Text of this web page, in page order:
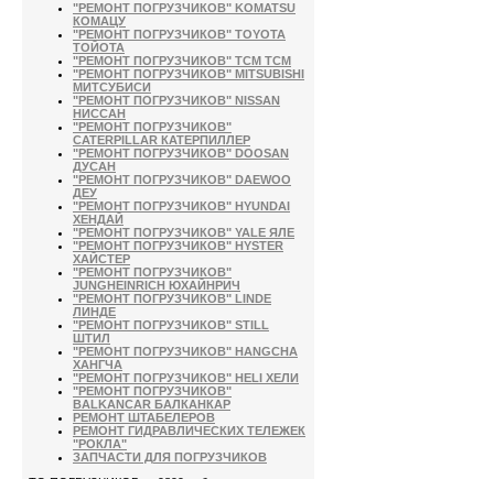
"РЕМОНТ ПОГРУЗЧИКОВ" KOMATSU
КОМАЦУ
"РЕМОНТ ПОГРУЗЧИКОВ" TOYOTA
ТОЙОТА
"РЕМОНТ ПОГРУЗЧИКОВ" TCM ТСМ
"РЕМОНТ ПОГРУЗЧИКОВ" MITSUBISHI
МИТСУБИСИ
"РЕМОНТ ПОГРУЗЧИКОВ" NISSAN
НИССАН
"РЕМОНТ ПОГРУЗЧИКОВ"
CATERPILLAR КАТЕРПИЛЛЕР
"РЕМОНТ ПОГРУЗЧИКОВ" DOOSAN
ДУСАН
"РЕМОНТ ПОГРУЗЧИКОВ" DAEWOO
ДЕУ
"РЕМОНТ ПОГРУЗЧИКОВ" HYUNDAI
ХЕНДАЙ
"РЕМОНТ ПОГРУЗЧИКОВ" YALE ЯЛЕ
"РЕМОНТ ПОГРУЗЧИКОВ" HYSTER
ХАЙСТЕР
"РЕМОНТ ПОГРУЗЧИКОВ"
JUNGHEINRICH ЮХАЙНРИЧ
"РЕМОНТ ПОГРУЗЧИКОВ" LINDE
ЛИНДЕ
"РЕМОНТ ПОГРУЗЧИКОВ" STILL
ШТИЛ
"РЕМОНТ ПОГРУЗЧИКОВ" HANGCHA
ХАНГЧА
"РЕМОНТ ПОГРУЗЧИКОВ" HELI ХЕЛИ
"РЕМОНТ ПОГРУЗЧИКОВ"
BALKANCAR БАЛКАНКАР
РЕМОНТ ШТАБЕЛЕРОВ
РЕМОНТ ГИДРАВЛИЧЕСКИХ ТЕЛЕЖЕК
"РОКЛА"
ЗАПЧАСТИ ДЛЯ ПОГРУЗЧИКОВ